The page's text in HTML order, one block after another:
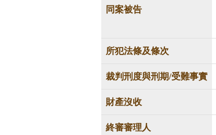
同案被告
所犯法條及條次
裁判刑度與刑期/受難事實
財產沒收
終審審理人